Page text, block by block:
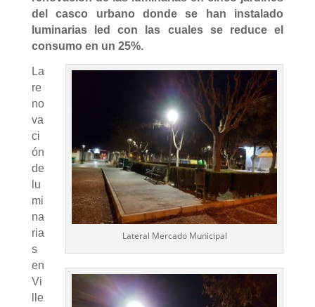
del casco urbano donde se han instalado
luminarias led con las cuales se reduce el
consumo en un 25%.
Lateral Mercado Municipal
La
re
no
va
ci
ón
de
lu
mi
na
ria
s
en
Vi
lle